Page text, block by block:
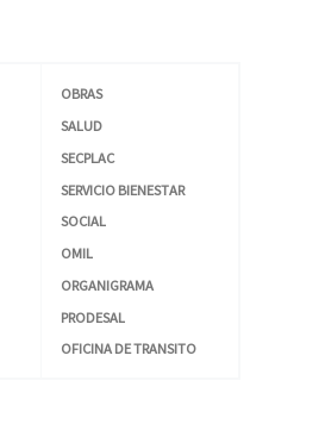
OBRAS
SALUD
SECPLAC
SERVICIO BIENESTAR
SOCIAL
OMIL
ORGANIGRAMA
PRODESAL
OFICINA DE TRANSITO